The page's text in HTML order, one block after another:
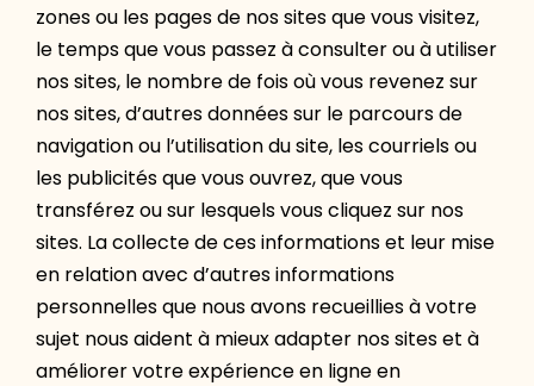
zones ou les pages de nos sites que vous visitez,
le temps que vous passez à consulter ou à utiliser
nos sites, le nombre de fois où vous revenez sur
nos sites, d’autres données sur le parcours de
navigation ou l’utilisation du site, les courriels ou
les publicités que vous ouvrez, que vous
transférez ou sur lesquels vous cliquez sur nos
sites. La collecte de ces informations et leur mise
en relation avec d’autres informations
personnelles que nous avons recueillies à votre
sujet nous aident à mieux adapter nos sites et à
améliorer votre expérience en ligne en